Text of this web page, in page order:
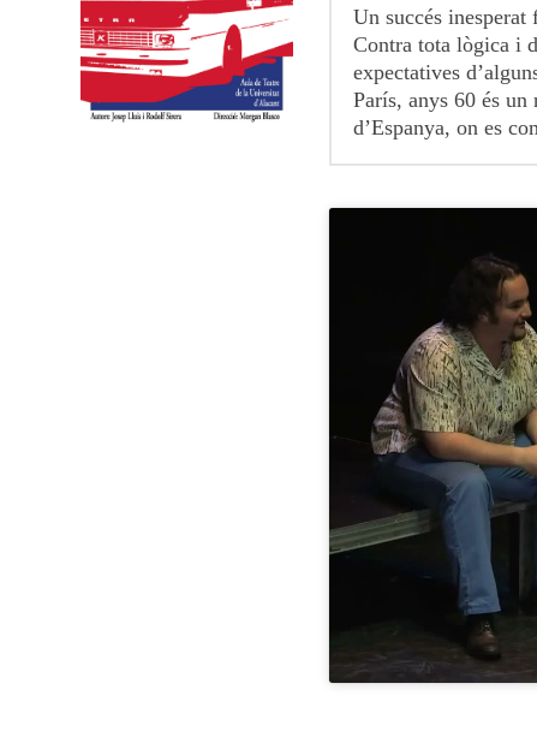
Un succés
Contra tota lògica i
expectatives
París, anys 60 és
d’Espanya, on es